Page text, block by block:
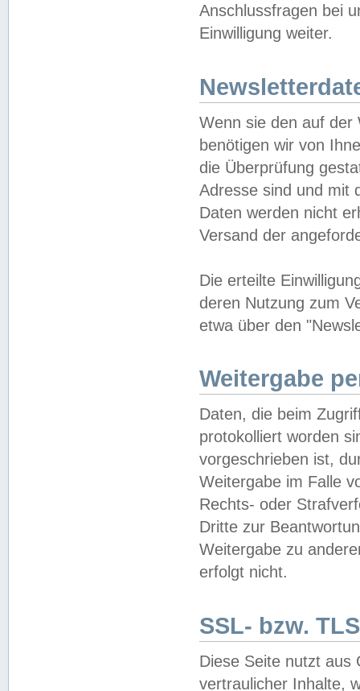
Anschlussfragen bei
Einwilligung weiter.
Wenn sie den auf der
benötigen wir von
die Überprüfung
Adresse sind und mit
Daten werden nicht
Versand der
Die erteilte
deren Nutzung zum
etwa über den
Weitergabe
Daten, die beim
protokolliert worden
vorgeschrieben ist,
Weitergabe im Falle
Rechts- oder
Dritte zur
Weitergabe zu
erfolgt nicht.
SSL- bzw.
Diese Seite nutzt aus
vertraulicher Inhalte,